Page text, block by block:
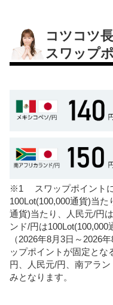
コツコツ
スワップ
※1 スワップポイントに
100Lot(100,000通貨)当
通貨)当たり、人民元/円
ンド/円は
（2026年8月3日～2026年
ップポイントが固定とな
円、人民元/円、南アラ
みとなります。